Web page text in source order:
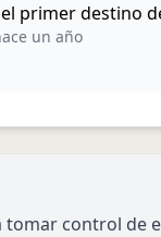
primer destino
un año
tomar control de